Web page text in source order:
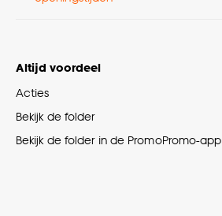
Altijd voordeel
Acties
Bekijk de folder
Bekijk de folder in de PromoPromo-app